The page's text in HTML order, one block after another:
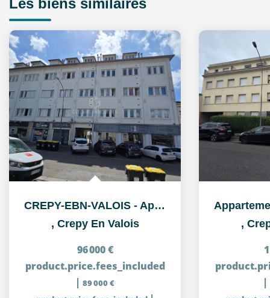
CREPY-EBN-VALOIS - Appartement 2 pièce(s) 38.28 m2
, Crepy En Valois
96 000 €
product.price.fees_included
| 89 000 €
,
|